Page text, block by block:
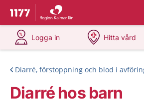
Till startsidan för 1177
Du har valt region
Logga in
på 1177.se
Hitta vård
på
Diarré, förstoppning och blod i
Diarré hos barn